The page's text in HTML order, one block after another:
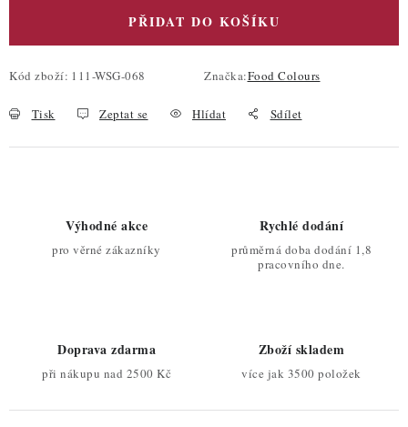
PŘIDAT DO KOŠÍKU
Kód zboží: 111-WSG-068 Značka:Food Colours
Tisk Zeptat se Hlídat Sdílet
Výhodné akce
pro věrné zákazníky
Rychlé dodání
průměrná doba dodání 1,8
pracovního dne.
Doprava zdarma
při nákupu nad 2500 Kč
Zboží skladem
více jak 3500 položek